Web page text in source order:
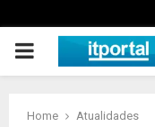
PRIMARY
Home
Atualidades